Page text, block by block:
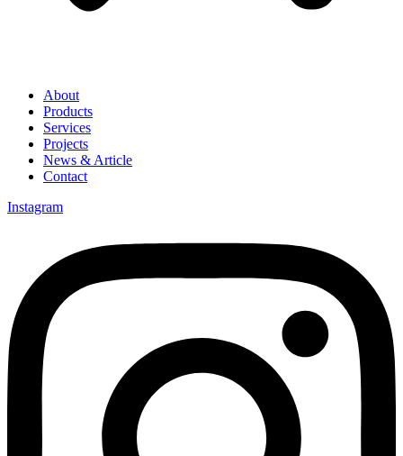
About
Products
Services
Projects
News & Article
Contact
Instagram